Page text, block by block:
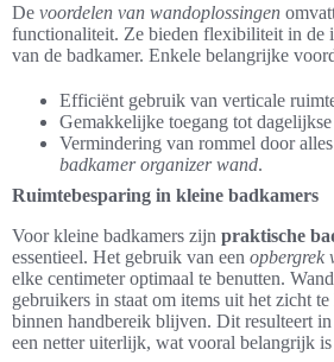
De voordelen van wandoplossingen
functionaliteit. Ze bieden flexibiliteit in de
van de badkamer. Enkele belangrijke
Efficiënt gebruik van verticale
Gemakkelijke toegang tot
Vermindering van rommel door
badkamer organizer wand.
Ruimtebesparing in kleine badkamers
Voor kleine badkamers zijn praktische
essentieel. Het gebruik van een opbergrek
elke centimeter optimaal te benutten.
gebruikers in staat om items uit het zicht
binnen handbereik blijven. Dit resulteert
een netter uiterlijk, wat vooral belangrijk